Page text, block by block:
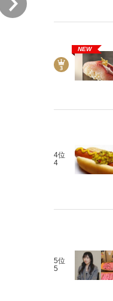
NEW
4位
4
5位
5